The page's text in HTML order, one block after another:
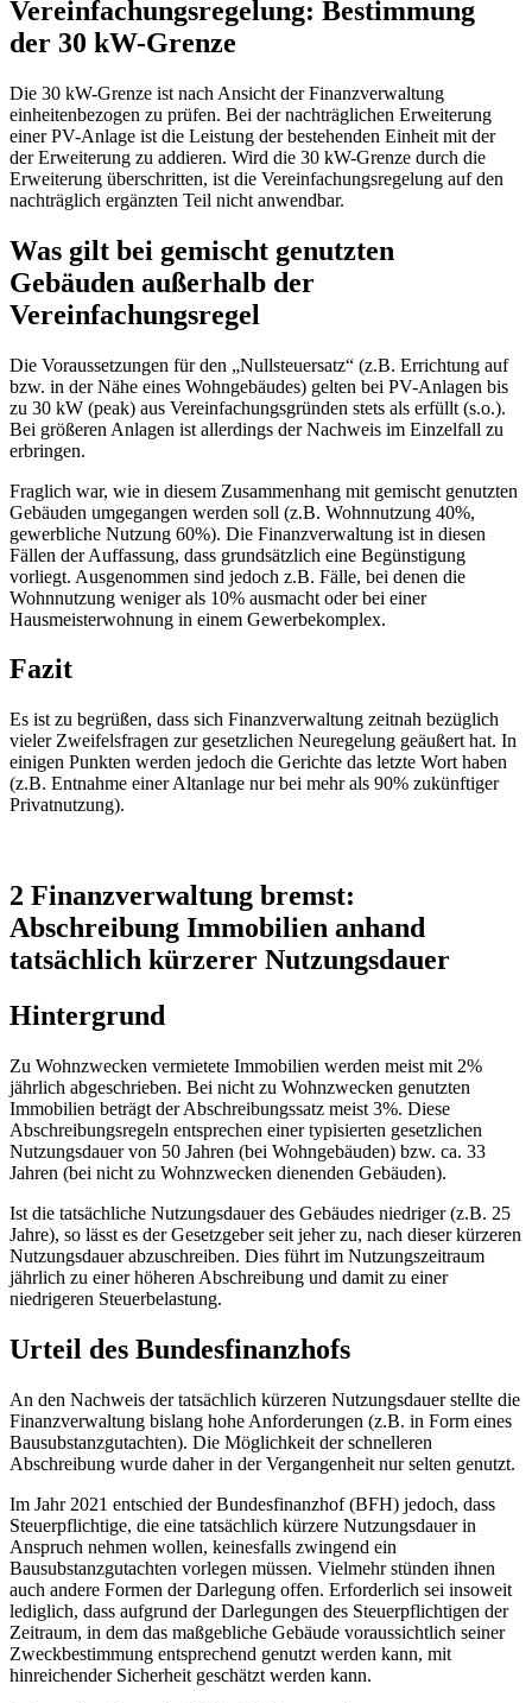
Vereinfachungsregelung: Bestimmung
der 30 kW-Grenze
Die 30 kW-Grenze ist nach Ansicht der Finanzverwaltung
einheitenbezogen zu prüfen. Bei der nachträglichen Erweiterung
einer PV-Anlage ist die Leistung der bestehenden Einheit mit der
der Erweiterung zu addieren. Wird die 30 kW-Grenze durch die
Erweiterung überschritten, ist die Vereinfachungsregelung auf den
nachträglich ergänzten Teil nicht anwendbar.
Was gilt bei gemischt genutzten
Gebäuden außerhalb der
Vereinfachungsregel
Die Voraussetzungen für den „Nullsteuersatz“ (z.B. Errichtung auf
bzw. in der Nähe eines Wohngebäudes) gelten bei PV-Anlagen bis
zu 30 kW (peak) aus Vereinfachungsgründen stets als erfüllt (s.o.).
Bei größeren Anlagen ist allerdings der Nachweis im Einzelfall zu
erbringen.
Fraglich war, wie in diesem Zusammenhang mit gemischt genutzten
Gebäuden umgegangen werden soll (z.B. Wohnnutzung 40%,
gewerbliche Nutzung 60%). Die Finanzverwaltung ist in diesen
Fällen der Auffassung, dass grundsätzlich eine Begünstigung
vorliegt. Ausgenommen sind jedoch z.B. Fälle, bei denen die
Wohnnutzung weniger als 10% ausmacht oder bei einer
Hausmeisterwohnung in einem Gewerbekomplex.
Fazit
Es ist zu begrüßen, dass sich Finanzverwaltung zeitnah bezüglich
vieler Zweifelsfragen zur gesetzlichen Neuregelung geäußert hat. In
einigen Punkten werden jedoch die Gerichte das letzte Wort haben
(z.B. Entnahme einer Altanlage nur bei mehr als 90% zukünftiger
Privatnutzung).
2 Finanzverwaltung bremst:
Abschreibung Immobilien anhand
tatsächlich kürzerer Nutzungsdauer
Hintergrund
Zu Wohnzwecken vermietete Immobilien werden meist mit 2%
jährlich abgeschrieben. Bei nicht zu Wohnzwecken genutzten
Immobilien beträgt der Abschreibungssatz meist 3%. Diese
Abschreibungsregeln entsprechen einer typisierten gesetzlichen
Nutzungsdauer von 50 Jahren (bei Wohngebäuden) bzw. ca. 33
Jahren (bei nicht zu Wohnzwecken dienenden Gebäuden).
Ist die tatsächliche Nutzungsdauer des Gebäudes niedriger (z.B. 25
Jahre), so lässt es der Gesetzgeber seit jeher zu, nach dieser kürzeren
Nutzungsdauer abzuschreiben. Dies führt im Nutzungszeitraum
jährlich zu einer höheren Abschreibung und damit zu einer
niedrigeren Steuerbelastung.
Urteil des Bundesfinanzhofs
An den Nachweis der tatsächlich kürzeren Nutzungsdauer stellte die
Finanzverwaltung bislang hohe Anforderungen (z.B. in Form eines
Bausubstanzgutachten). Die Möglichkeit der schnelleren
Abschreibung wurde daher in der Vergangenheit nur selten genutzt.
Im Jahr 2021 entschied der Bundesfinanzhof (BFH) jedoch, dass
Steuerpflichtige, die eine tatsächlich kürzere Nutzungsdauer in
Anspruch nehmen wollen, keinesfalls zwingend ein
Bausubstanzgutachten vorlegen müssen. Vielmehr stünden ihnen
auch andere Formen der Darlegung offen. Erforderlich sei insoweit
lediglich, dass aufgrund der Darlegungen des Steuerpflichtigen der
Zeitraum, in dem das maßgebliche Gebäude voraussichtlich seiner
Zweckbestimmung entsprechend genutzt werden kann, mit
hinreichender Sicherheit geschätzt werden kann.